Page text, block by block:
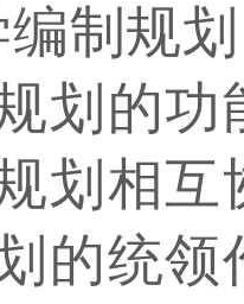
制规
划的
划相
的统